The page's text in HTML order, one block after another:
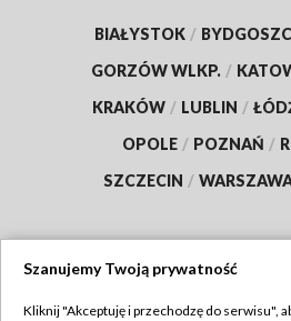
BIAŁYSTOK /
GORZÓW WLKP. /
KRAKÓW / LUBLIN /
OPOLE / POZNAŃ /
SZCZECIN /
Szanujemy Twoją prywatność
Kliknij "Akceptuję i przechodzę do serwisu",